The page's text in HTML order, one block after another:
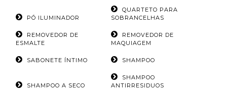
PÓ ILUMINADOR
QUARTETO PARA
SOBRANCELHAS
REMOVEDOR DE
ESMALTE
REMOVEDOR DE
MAQUIAGEM
SABONETE ÍNTIMO SHAMPOO
SHAMPOO A SECO
SHAMPOO
ANTIRRESIDUOS